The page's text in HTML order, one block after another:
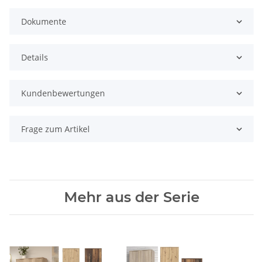
Dokumente
Details
Kundenbewertungen
Frage zum Artikel
Mehr aus der Serie